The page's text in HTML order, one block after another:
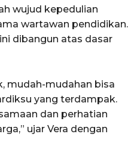
wujud kepedulian
wartawan pendidikan.
dibangun atas dasar
mudah-mudahan bisa
yang terdampak.
dan perhatian
ujar Vera dengan